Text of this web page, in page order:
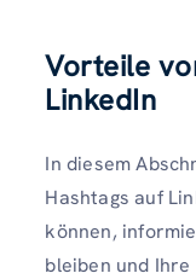
Vorteile
LinkedIn
In diesem
Hashtags auf
können,
bleiben und